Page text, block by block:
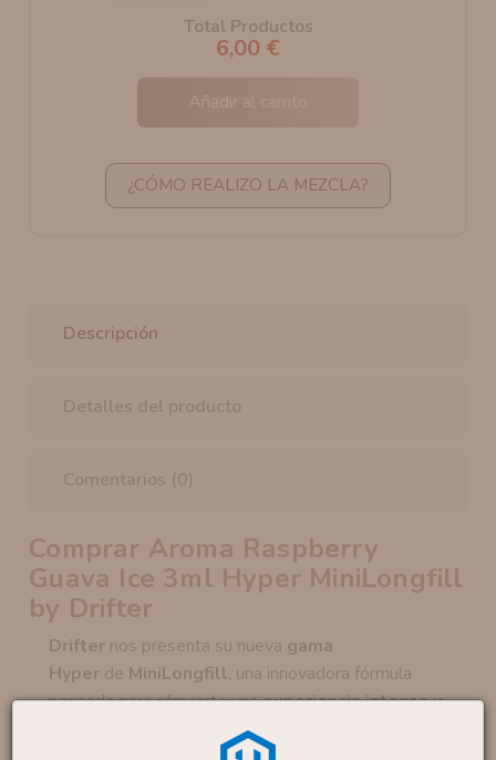
Total Productos
6,00 €
Añadir al carrito
¿CÓMO REALIZO LA MEZCLA?
Descripción
Detalles del producto
Comentarios (0)
Comprar Aroma Raspberry
Guava Ice 3ml Hyper MiniLongfill
by Drifter
Drifter nos presenta su nueva gama
Hyper de MiniLongfill, una innovadora fórmula
pensada para ofrecerte unaexperiencia intensa y
sabor concentrado en tan solo